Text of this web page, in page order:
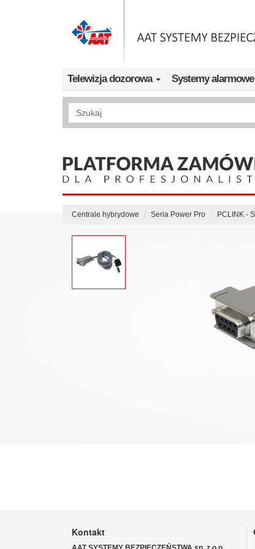
Telewizja dozorowa Systemy alarmowe
Wyszukiwanie pełnotekstowe
Centrale hybrydowe Seria Power Pro PCLINK -
Kontakt